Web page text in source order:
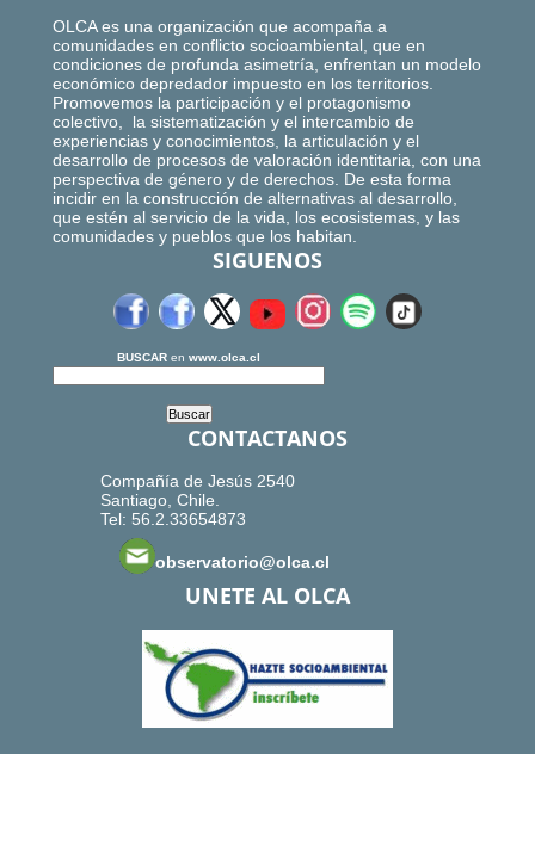
OLCA es una organización que acompaña a
comunidades en conflicto socioambiental, que en
condiciones de profunda asimetría, enfrentan un modelo
económico depredador impuesto en los territorios.
Promovemos la participación y el protagonismo
colectivo, la sistematización y el intercambio de
experiencias y conocimientos, la articulación y el
desarrollo de procesos de valoración identitaria, con una
perspectiva de género y de derechos. De esta forma
incidir en la construcción de alternativas al desarrollo,
que estén al servicio de la vida, los ecosistemas, y las
comunidades y pueblos que los habitan.
SIGUENOS
BUSCAR en www.olca.cl
CONTACTANOS
Compañía de Jesús 2540
Santiago, Chile.
Tel: 56.2.33654873
observatorio@olca.cl
UNETE AL OLCA